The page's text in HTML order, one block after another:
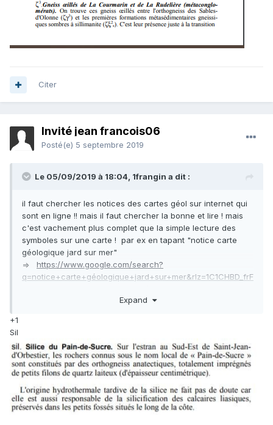
Citer
Invité jean francois06
Posté(e) 5 septembre 2019
Le 05/09/2019 à 18:04, 1frangin a dit :
il faut chercher les notices des cartes géol sur internet qui
sont en ligne !! mais il faut chercher la bonne et lire ! mais
c'est vachement plus complet que la simple lecture des
symboles sur une carte ! par ex en tapant "notice carte
géologique jard sur mer"
=>
https://www.google.com/search?
q=notice+carte+géologique+jard+sur+mer&rlz=1C1CHBD_frF
qs=chrome..69i57.14279j0j7&sourceid=chrome&ie=UTF-8
Expand
+1
Sil